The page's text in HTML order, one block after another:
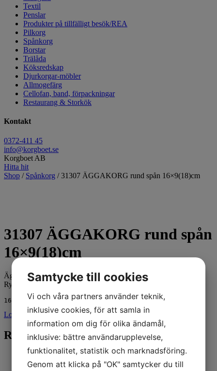
Textil
Penslar
Produkter på tillfälligt besök/REA
Pilkorg
Spånkorg
Borstar
Trälåda
Köksredskap
Djurkorgar-möbler
Allmogefärg
Cellofan, band, förpackningar
Restaurang & Storkök
Kontakt
0372-411 45
info@korgboet.se
Korgboet AB
Hitta hit
Shop / Spånkorg / 31307 ÄGGAKORG rund spån 16×9(18)cm
31307 ÄGGAKORG rund spån
16×9(18)cm
Äggakorg rund i spån.
Rymmer ca. 800 gram godis.
Logga in för pris
Relaterade produkter
Samtycke till cookies
Vi och våra partners använder teknik,
inklusive cookies, för att samla in
information om dig för olika ändamål,
inklusive: bättre användarupplevelse,
funktionalitet, statistik och marknadsföring.
Genom att klicka på "OK" samtycker du till